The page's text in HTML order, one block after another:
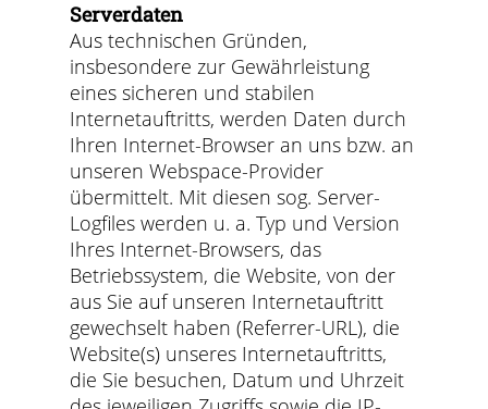
Serverdaten
Aus technischen Gründen,
insbesondere zur Gewährleistung
eines sicheren und stabilen
Internetauftritts, werden Daten durch
Ihren Internet-Browser an uns bzw. an
unseren Webspace-Provider
übermittelt. Mit diesen sog. Server-
Logfiles werden u. a. Typ und Version
Ihres Internet-Browsers, das
Betriebssystem, die Website, von der
aus Sie auf unseren Internetauftritt
gewechselt haben (Referrer-URL), die
Website(s) unseres Internetauftritts,
die Sie besuchen, Datum und Uhrzeit